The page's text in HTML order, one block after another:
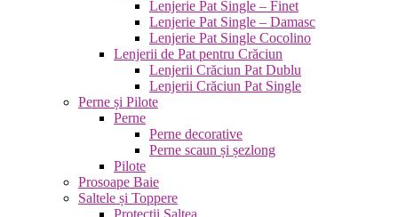
Lenjerie Pat Single – Finet
Lenjerie Pat Single – Damasc
Lenjerie Pat Single Cocolino
Lenjerii de Pat pentru Crăciun
Lenjerii Crăciun Pat Dublu
Lenjerii Crăciun Pat Single
Perne și Pilote
Perne
Perne decorative
Perne scaun și șezlong
Pilote
Prosoape Baie
Saltele și Toppere
Protecții Saltea